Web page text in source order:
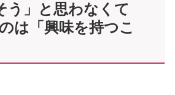
う」と思わなくて
は「興味を持つこ